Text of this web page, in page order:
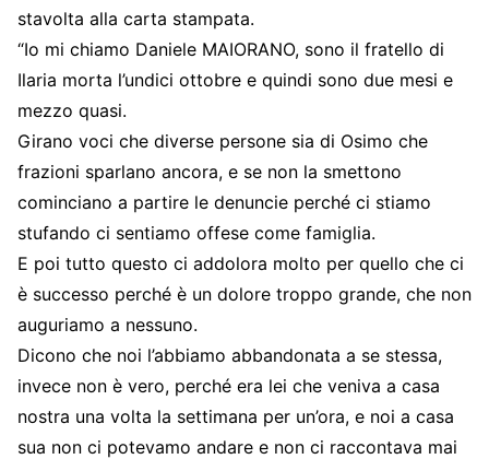
stavolta alla carta stampata.
“Io mi chiamo Daniele MAIORANO, sono il fratello di
Ilaria morta l’undici ottobre e quindi sono due mesi e
mezzo quasi.
Girano voci che diverse persone sia di Osimo che
frazioni sparlano ancora, e se non la smettono
cominciano a partire le denuncie perché ci stiamo
stufando ci sentiamo offese come famiglia.
E poi tutto questo ci addolora molto per quello che ci
è successo perché è un dolore troppo grande, che non
auguriamo a nessuno.
Dicono che noi l’abbiamo abbandonata a se stessa,
invece non è vero, perché era lei che veniva a casa
nostra una volta la settimana per un’ora, e noi a casa
sua non ci potevamo andare e non ci raccontava mai